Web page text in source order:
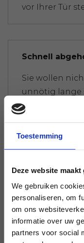
Toestemming
Deze website
We gebruiken
personaliseren, om
om ons
informatie over uw
partners voor social
vor Ihrer Tür
Schnell
Sie wollen
unnötig lange
und ehe Sie
unseren
Wir machen
Es gibt eine
Abfall.
Rechnung